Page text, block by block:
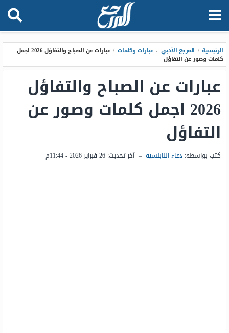
الرئيسية / المرجع الأدبي ، عبارات وكلمات /
عبارات عن الصباح والتفاؤل 2026 اجمل
كلمات وصور عن التفاؤل
عبارات عن الصباح والتفاؤل
2026 اجمل كلمات وصور عن
التفاؤل
كتب بواسطة: دعاء النابلسية – آخر تحديث: 26 فبراير 2026 - 11:44م